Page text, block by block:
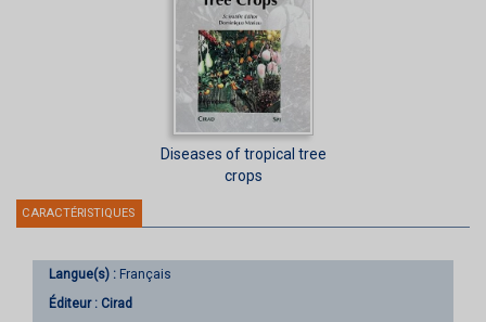
Diseases of tropical tree
crops
CARACTÉRISTIQUES
Langue(s) : Français
Éditeur : Cirad